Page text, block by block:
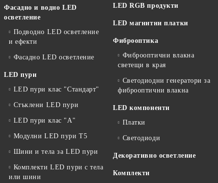
Фасадно и водно LED
осветление
Подводно LED осветление
и ефекти
Фасадно LED осветление
LED пури
LED пури клас "Стандарт"
Стъклени LED пури
LED пури клас "А"
Модулни LED пури T5
Шини и тела за LED пури
Комплекти LED пури с тела
или шини
LED RGB продукти
LED магнитни платки
Фиброоптика
Фиброоптични влакна
светещи в края
Светодиодни генератори за
фиброоптични влакна
LED компоненти
Платки
Светодиоди
Декоративно осветление
Комплекти